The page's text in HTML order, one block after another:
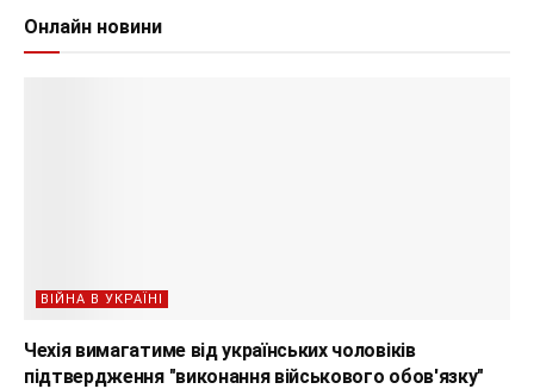
Онлайн новини
ВІЙНА В УКРАЇНІ
Чехія вимагатиме від українських чоловіків
підтвердження "виконання військового обов'язку"